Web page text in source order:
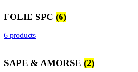
FOLIE SPC (6)
6 products
SAPE & AMORSE (2)